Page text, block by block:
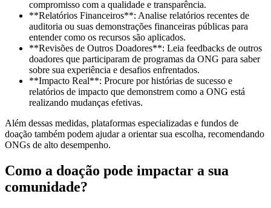
compromisso com a qualidade e transparência.
**Relatórios Financeiros**: Analise relatórios recentes de
auditoria ou suas demonstrações financeiras públicas para
entender como os recursos são aplicados.
**Revisões de Outros Doadores**: Leia feedbacks de outros
doadores que participaram de programas da ONG para saber
sobre sua experiência e desafios enfrentados.
**Impacto Real**: Procure por histórias de sucesso e
relatórios de impacto que demonstrem como a ONG está
realizando mudanças efetivas.
Além dessas medidas, plataformas especializadas e fundos de
doação também podem ajudar a orientar sua escolha, recomendando
ONGs de alto desempenho.
Como a doação pode impactar a sua
comunidade?